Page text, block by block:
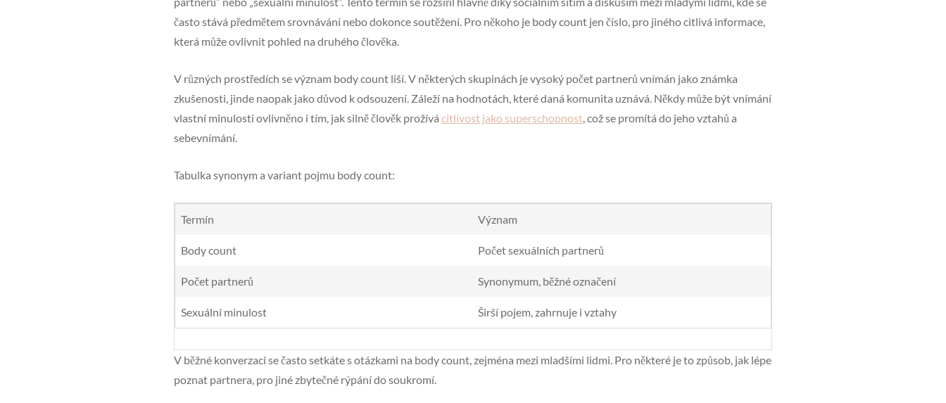
často stává předmětem srovnávání nebo dokonce soutěžení. Pro někoho je body count jen číslo, pro jiného citlivá informace,
která může ovlivnit pohled na druhého člověka.
V různých prostředích se význam body count liší. V některých skupinách je vysoký počet partnerů vnímán jako známka
zkušenosti, jinde naopak jako důvod k odsouzení. Záleží na hodnotách, které daná komunita uznává. Někdy může být vnímání
vlastní minulosti ovlivněno i tím, jak silně člověk prožívá citlivost jako superschopnost, což se promítá do jeho vztahů a
sebevnímání.
Tabulka synonym a variant pojmu body count:
Termín Význam
Body count Počet sexuálních partnerů
Počet partnerů Synonymum, běžné označení
Sexuální minulost Širší pojem, zahrnuje i vztahy
V běžné konverzaci se často setkáte s otázkami na body count, zejména mezi mladšími lidmi. Pro některé je to způsob, jak lépe
poznat partnera, pro jiné zbytečné rýpání do soukromí.